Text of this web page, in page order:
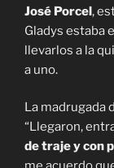
José Porcel,
Gladys estaba
llevarlos a la
a uno.
La madrugada
“Llegaron,
de traje y con